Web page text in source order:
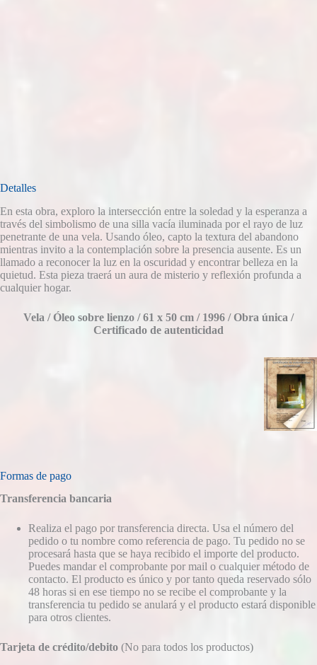
Detalles
En esta obra, exploro la intersección entre la soledad y la esperanza a
través del simbolismo de una silla vacía iluminada por el rayo de luz
penetrante de una vela. Usando óleo, capto la textura del abandono
mientras invito a la contemplación sobre la presencia ausente. Es un
llamado a reconocer la luz en la oscuridad y encontrar belleza en la
quietud. Esta pieza traerá un aura de misterio y reflexión profunda a
cualquier hogar.
Vela / Óleo sobre lienzo /61 x 50 cm / 1996 / Obra única /
Certificado de autenticidad
Formas de pago
Transferencia bancaria
Realiza el pago por transferencia directa. Usa el número del
pedido o tu nombre como referencia de pago. Tu pedido no se
procesará hasta que se haya recibido el importe del producto.
Puedes mandar el comprobante por mail o cualquier método de
contacto. El producto es único y por tanto queda reservado sólo
48 horas si en ese tiempo no se recibe el comprobante y la
transferencia tu pedido se anulará y el producto estará disponible
para otros clientes.
Tarjeta de crédito/debito (No para todos los productos)